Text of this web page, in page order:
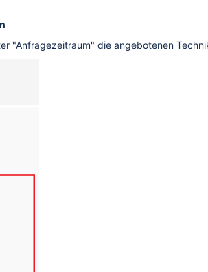
"Anfragezeitraum" die angebotenen